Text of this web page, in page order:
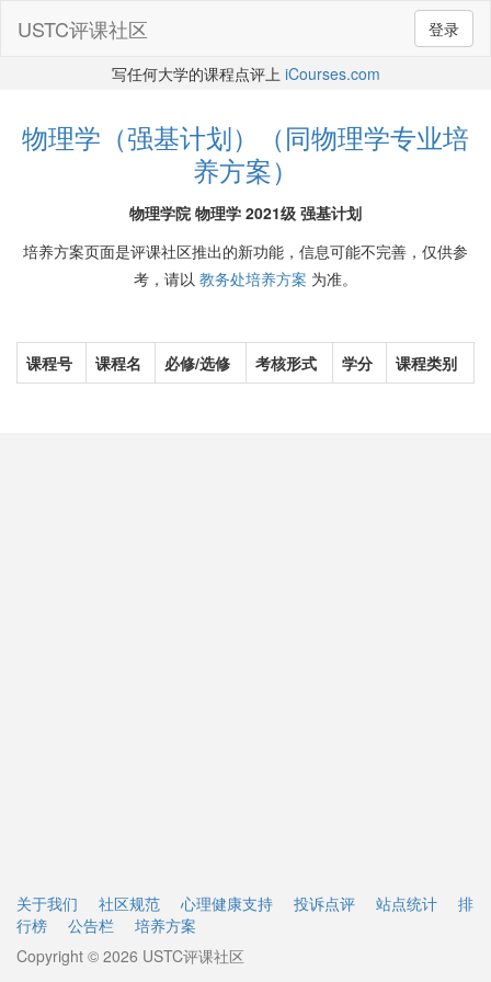
登录
USTC评课社区
写任何大学的课程点评上 iCourses.com
物理学（强基计划）（同物理学专业培
养方案）
物理学院 物理学 2021级 强基计划
培养方案页面是评课社区推出的新功能，信息可能不完善，仅供参
考，请以 教务处培养方案 为准。
课程号 课程名 必修/选修 考核形式 学分 课程类别
关于我们 社区规范 心理健康支持 投诉点评 站点统计
排
行榜
公告栏
培养方案
Copyright © 2026 USTC评课社区